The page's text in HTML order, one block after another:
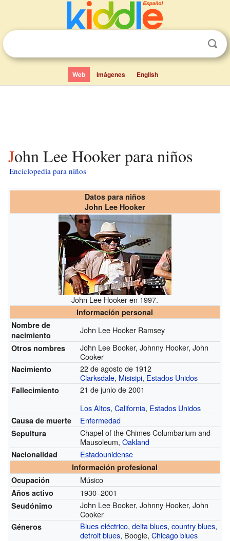
Web Imágenes English
John Lee Hooker para niños
Enciclopedia para niños
Datos para niños
John Lee Hooker
John Lee Hooker en 1997.
Información personal
Nombre de
nacimiento
John Lee Hooker Ramsey
Otros nombres
John Lee Booker, Johnny Hooker, John
Cooker
Nacimiento
22 de agosto de 1912
Clarksdale, Misisipi, Estados Unidos
Fallecimiento
21 de junio de 2001
Los Altos,California, Estados Unidos
Causa de muerte Enfermedad
Sepultura
Chapel of the Chimes Columbarium and
Mausoleum,Oakland
Nacionalidad Estadounidense
Información profesional
Ocupación
Músico
Años activo 1930–2001
Seudónimo
John Lee Booker, Johnny Hooker, John
Cooker
Géneros Blues eléctrico,delta blues,country blues,
detroit blues, Boogie,Chicago blues